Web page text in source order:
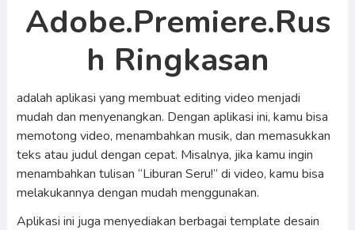
Adobe.Premiere.Rus
h Ringkasan
adalah aplikasi yang membuat editing video menjadi
mudah dan menyenangkan. Dengan aplikasi ini, kamu bisa
memotong video, menambahkan musik, dan memasukkan
teks atau judul dengan cepat. Misalnya, jika kamu ingin
menambahkan tulisan “Liburan Seru!” di video, kamu bisa
melakukannya dengan mudah menggunakan.
Aplikasi ini juga menyediakan berbagai template desain